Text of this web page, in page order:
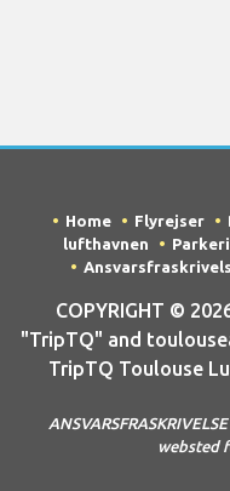
Home Flyrejser
lufthavnen
COPYRIGHT ©
"TripTQ" and
TripTQ Toulouse
websted